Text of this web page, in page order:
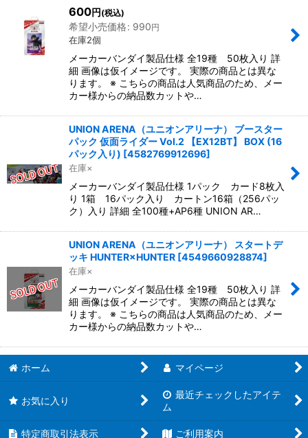
600円 (税込)
希望小売価格: 990円
在庫2個
メーカーバンダイ製品仕様 全19種 50枚入り 詳
細 画像は仮イメージです。 実際の商品とは異な
ります。 ※ こちらの商品は人気商品のため、メー
カー様からの納品数カットや…
UNION ARENA（ユニオンアリーナ） ブースター
パック 仮面ライダー Vol.2 【EX12BT】 BOX (16
パック入り) [4582769912696]
在庫×
メーカーバンダイ製品仕様 1パック カード8枚入
り 1箱 16パック入り カートン16箱（256パッ
ク）入り 詳細 全100種+AP6種 UNION AR…
UNION ARENA（ユニオンアリーナ） スタートデ
ッキ HUNTER×HUNTER [4549660928874]
在庫×
メーカーバンダイ製品仕様 全19種 50枚入り 詳
細 画像は仮イメージです。 実際の商品とは異な
ります。 ※ こちらの商品は人気商品のため、メー
カー様からの納品数カットや…
ホーム マイページ
お気に入り
最近チェックしたアイテ
ム
特定商取引法表示 ご利用案内